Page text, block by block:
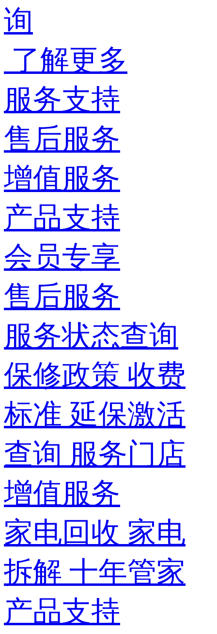
询
了解更多
服务支持
售后服务
增值服务
产品支持
会员专享
售后服务
服务状态查询
保修政策 收费
标准 延保激活
查询 服务门店
增值服务
家电回收 家电
拆解 十年管家
产品支持